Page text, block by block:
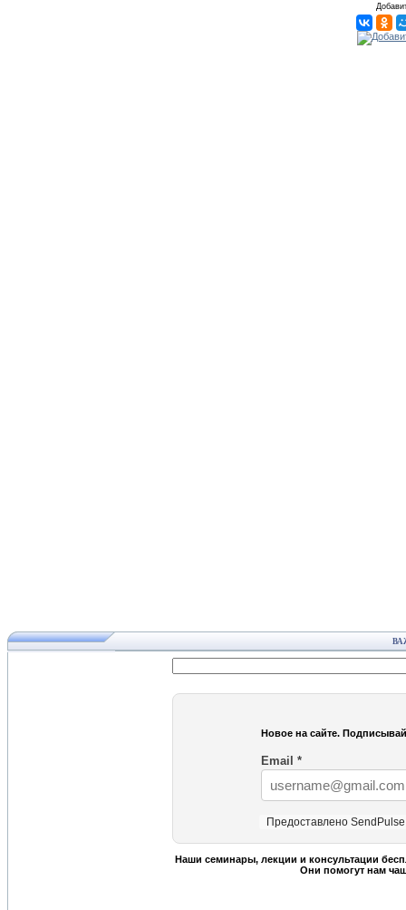
Новое на сайте.
Email *
Предоставлено SendPulse
Наши семинары, лекции и консультации
Они помогут нам